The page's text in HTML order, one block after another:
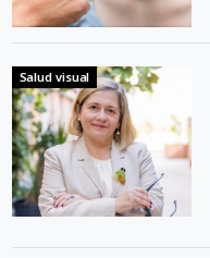
Salud visual